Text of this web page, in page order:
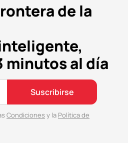
de la
minutos al día
Suscribirse
Condiciones y la Política de